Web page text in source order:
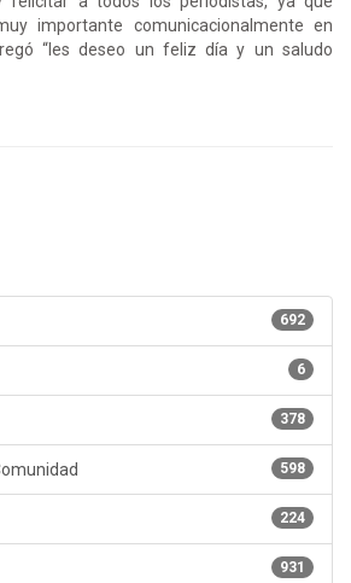
importante comunicacionalmente en
“les deseo un feliz día y un saludo
692
6
378
598
224
931